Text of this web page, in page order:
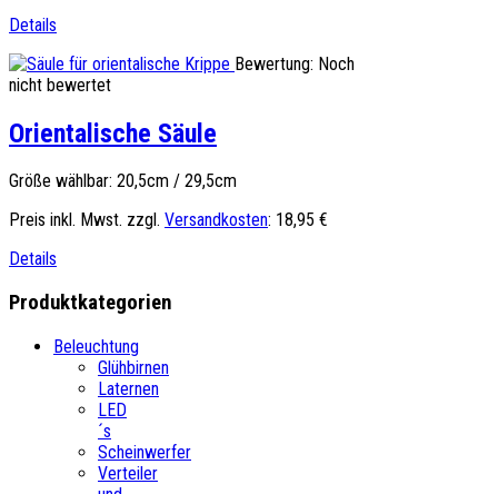
Details
Bewertung: Noch
nicht bewertet
Orientalische Säule
Größe wählbar: 20,5cm / 29,5cm
Preis inkl. Mwst. zzgl. Versandkosten: 18,95 €
Details
Produktkategorien
Beleuchtung
Glühbirnen
Laternen
LED
´s
Scheinwerfer
Verteiler